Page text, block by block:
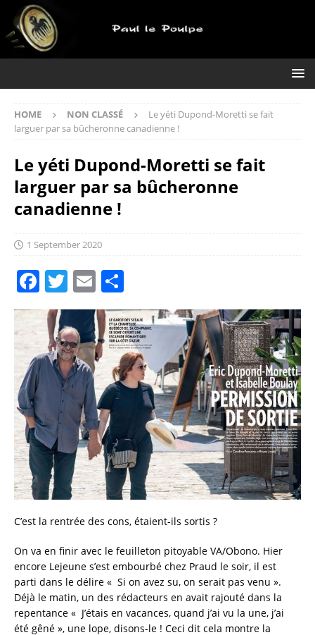
HOME NON CLASSÉ
Le yéti Dupond-Moretti se fait
larguer par sa bûcheronne canadienne !
Le yéti Dupond-Moretti se fait
larguer par sa bûcheronne
canadienne !
1 September 2020
F
a
c
e
b
o
k
T
w
it
te
r
E
m
ai
l
h
a
re
C’est la rentrée des cons, étaient-ils sortis ?
On va en finir avec le feuilleton pitoyable VA/Obono. Hier
encore Lejeune s’est embourbé chez Praud le soir, il est
parti dans le délire « Si on avez su, on serait pas venu ».
Déjà le matin, un des rédacteurs en avait rajouté dans la
repentance « J’étais en vacances, quand j’ai vu la une, j’ai
été gêné », une lope, disons-le ! Ceci dit cela montre la